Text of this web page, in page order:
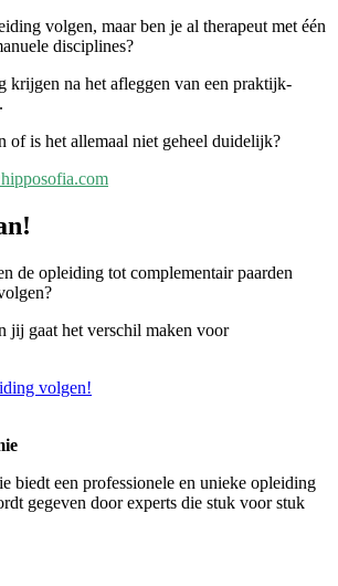
volgen, maar ben je al therapeut met één
disciplines?
krijgen na het afleggen van een praktijk-
of is het allemaal niet geheel duidelijk?
de opleiding tot complementair paarden
jij gaat het verschil maken voor
volgen!
biedt een professionele en unieke opleiding
gegeven door experts die stuk voor stuk